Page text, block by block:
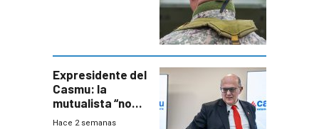
seguridad
Expresidente del
Casmu: la
mutualista “no
está para pagar”
Hace 2 semanas